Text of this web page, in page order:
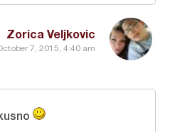
Zorica Veljkovic
7, 2015, 4:40 am